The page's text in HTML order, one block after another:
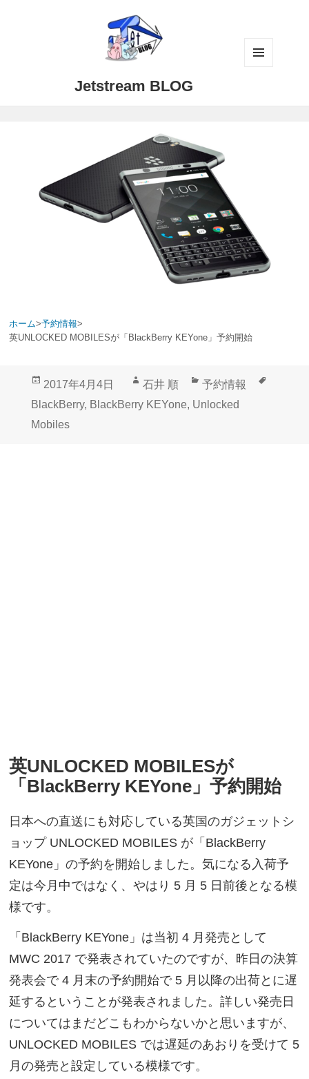
Jetstream BLOG
ホーム>予約情報>
英UNLOCKED MOBILESが「BlackBerry KEYone」予約開始
投
稿
日:
2017年4月4日
作
成
石井 順
カ
テ
予約情報
BlackBerry, BlackBerry KEYone, Unlocked
Mobiles
英UNLOCKED MOBILESが
「BlackBerry KEYone」予約開始
日本への直送にも対応している英国のガジェットシ
ョップ UNLOCKED MOBILES が「BlackBerry
KEYone」の予約を開始しました。気になる入荷予
定は今月中ではなく、やはり 5 月 5 日前後となる模
様です。
「BlackBerry KEYone」は当初 4 月発売として
MWC 2017 で発表されていたのですが、昨日の決算
発表会で 4 月末の予約開始で 5 月以降の出荷とに遅
延するということが発表されました。詳しい発売日
についてはまだどこもわからないかと思いますが、
UNLOCKED MOBILES では遅延のあおりを受けて 5
月の発売と設定している模様です。